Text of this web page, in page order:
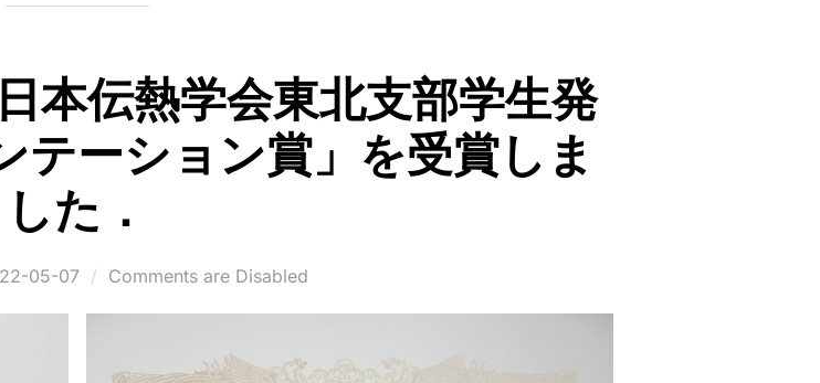
本伝熱学会東北支部学生発
テーション賞」を受賞しま
した．
05-07 Comments are Disabled